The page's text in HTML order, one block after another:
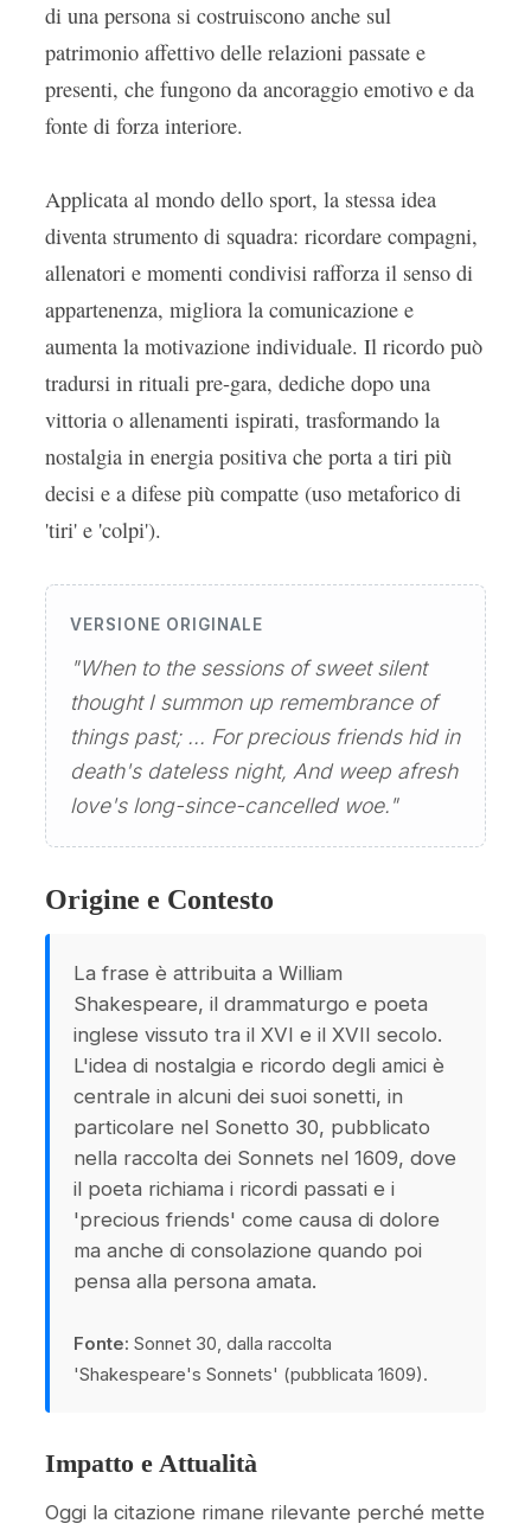
di una persona si costruiscono anche sul
patrimonio affettivo delle relazioni passate e
presenti, che fungono da ancoraggio emotivo e da
fonte di forza interiore.
Applicata al mondo dello sport, la stessa idea
diventa strumento di squadra: ricordare compagni,
allenatori e momenti condivisi rafforza il senso di
appartenenza, migliora la comunicazione e
aumenta la motivazione individuale. Il ricordo può
tradursi in rituali pre-gara, dediche dopo una
vittoria o allenamenti ispirati, trasformando la
nostalgia in energia positiva che porta a tiri più
decisi e a difese più compatte (uso metaforico di
'tiri' e 'colpi').
VERSIONE ORIGINALE
"When to the sessions of sweet silent
thought I summon up remembrance of
things past; ... For precious friends hid in
death's dateless night, And weep afresh
love's long-since-cancelled woe."
Origine e Contesto
La frase è attribuita a William
Shakespeare, il drammaturgo e poeta
inglese vissuto tra il XVI e il XVII secolo.
L'idea di nostalgia e ricordo degli amici è
centrale in alcuni dei suoi sonetti, in
particolare nel Sonetto 30, pubblicato
nella raccolta dei Sonnets nel 1609, dove
il poeta richiama i ricordi passati e i
'precious friends' come causa di dolore
ma anche di consolazione quando poi
pensa alla persona amata.
Fonte: Sonnet 30, dalla raccolta
'Shakespeare's Sonnets' (pubblicata 1609).
Impatto e Attualità
Oggi la citazione rimane rilevante perché mette